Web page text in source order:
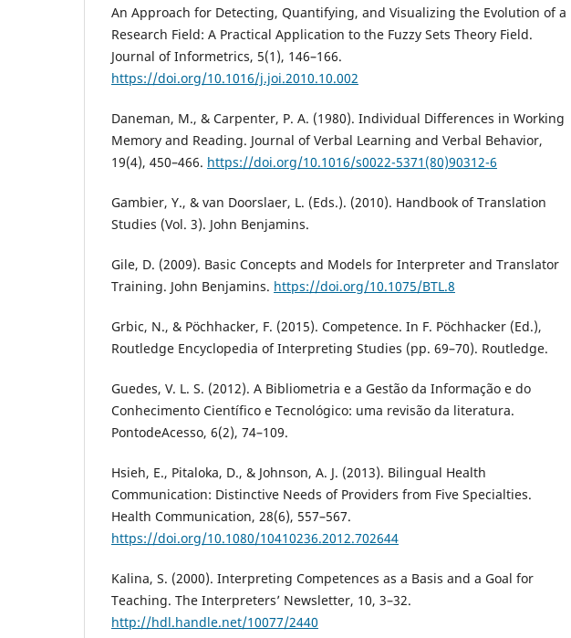
An Approach for Detecting, Quantifying, and Visualizing the Evolution of a
Research Field: A Practical Application to the Fuzzy Sets Theory Field.
Journal of Informetrics, 5(1), 146–166.
https://doi.org/10.1016/j.joi.2010.10.002
Daneman, M., & Carpenter, P. A. (1980). Individual Differences in Working
Memory and Reading. Journal of Verbal Learning and Verbal Behavior,
19(4), 450–466. https://doi.org/10.1016/s0022-5371(80)90312-6
Gambier, Y., & van Doorslaer, L. (Eds.). (2010). Handbook of Translation
Studies (Vol. 3). John Benjamins.
Gile, D. (2009). Basic Concepts and Models for Interpreter and Translator
Training. John Benjamins. https://doi.org/10.1075/BTL.8
Grbic, N., & Pöchhacker, F. (2015). Competence. In F. Pöchhacker (Ed.),
Routledge Encyclopedia of Interpreting Studies (pp. 69–70). Routledge.
Guedes, V. L. S. (2012). A Bibliometria e a Gestão da Informação e do
Conhecimento Científico e Tecnológico: uma revisão da literatura.
PontodeAcesso, 6(2), 74–109.
Hsieh, E., Pitaloka, D., & Johnson, A. J. (2013). Bilingual Health
Communication: Distinctive Needs of Providers from Five Specialties.
Health Communication, 28(6), 557–567.
https://doi.org/10.1080/10410236.2012.702644
Kalina, S. (2000). Interpreting Competences as a Basis and a Goal for
Teaching. The Interpreters’ Newsletter, 10, 3–32.
http://hdl.handle.net/10077/2440